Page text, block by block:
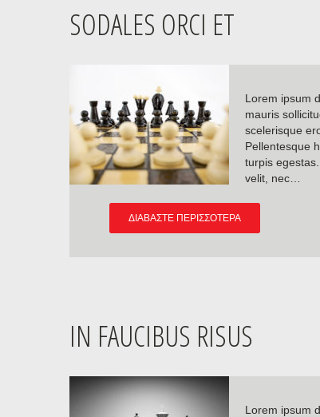
SODALES ORCI ET
Lorem ipsum
mauris
scelerisque
Pellentesque
turpis
velit, nec…
ΔΙΑΒΆΣΤΕ ΠΕΡΙΣΣΌΤΕΡΑ
IN FAUCIBUS RISUS
Lorem ipsum